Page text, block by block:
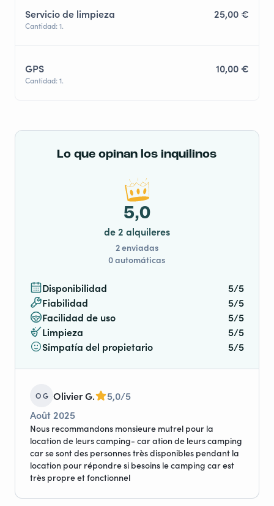
Servicio de limpieza 25,00 €
Cantidad: 1.
GPS 10,00 €
Cantidad: 1.
Lo que opinan los inquilinos
Disponibilidad
5/5
Fiabilidad
5/5
Facilidad de uso
5/5
Limpieza
5/5
Simpatía del propietario
5/5
5,0
de 2 alquileres
2 enviadas
0 automáticas
O G Olivier G.
5,0/5
Août 2025
Nous recommandons monsieure mutrel pour la
location de leurs camping- car ation de leurs camping
car se sont des personnes très disponibles pendant la
location pour répondre si besoins le camping car est
très propre et fonctionnel